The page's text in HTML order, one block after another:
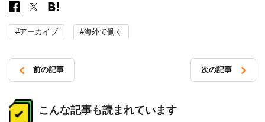
#アーカイブ #海外で働く
稿
前の記事 次の記事
こんな記事も読まれています